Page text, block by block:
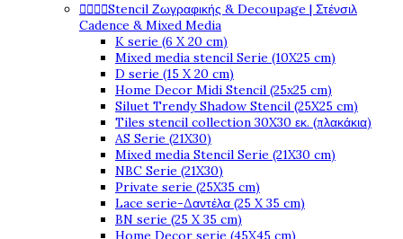
Stencil Ζωγραφικής & Decoupage | Στένσιλ
Cadence & Mixed Media
K serie (6 X 20 cm)
Mixed media stencil Serie (10X25 cm)
D serie (15 X 20 cm)
Home Decor Midi Stencil (25x25 cm)
Siluet Trendy Shadow Stencil (25X25 cm)
Tiles stencil collection 30X30 εκ. (πλακάκια)
AS Serie (21X30)
Mixed media Stencil Serie (21X30 cm)
NBC Serie (21X30)
Private serie (25X35 cm)
Lace serie-Δαντέλα (25 X 35 cm)
BN serie (25 X 35 cm)
Home Decor serie (45X45 cm)